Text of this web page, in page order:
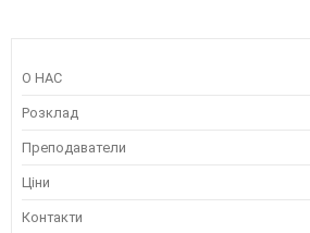
О НАС
Розклад
Преподаватели
Ціни
Контакти